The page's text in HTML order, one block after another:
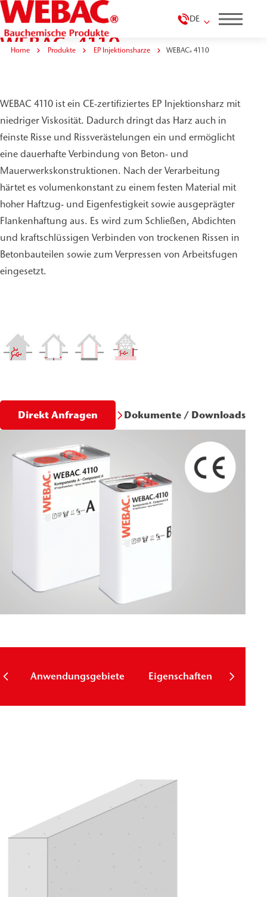
DE
Home Produkte EP Injektionsharze WEBAC®4110
WEBAC®4110
WEBAC 4110 ist ein CE-zertifiziertes EP Injektionsharz mit
niedriger Viskosität. Dadurch dringt das Harz auch in
feinste Risse und Rissverästelungen ein und ermöglicht
eine dauerhafte Verbindung von Beton- und
Mauerwerkskonstruktionen. Nach der Verarbeitung
härtet es volumenkonstant zu einem festen Material mit
hoher Haftzug- und Eigenfestigkeit sowie ausgeprägter
Flankenhaftung aus. Es wird zum Schließen, Abdichten
und kraftschlüssigen Verbinden von trockenen Rissen in
Betonbauteilen sowie zum Verpressen von Arbeitsfugen
eingesetzt.
Direkt Anfragen Dokumente / Downloads
Anwendungsgebiete Eigenschaften